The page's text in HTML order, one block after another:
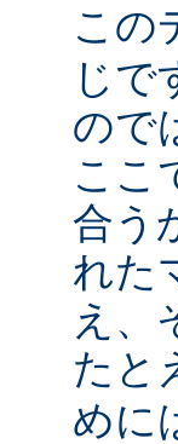
この
じで
ので
ここ
合う
れた
え、
たと
めに